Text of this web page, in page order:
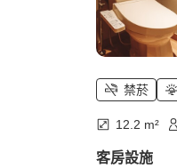
禁菸
12.2 m²
客房設施